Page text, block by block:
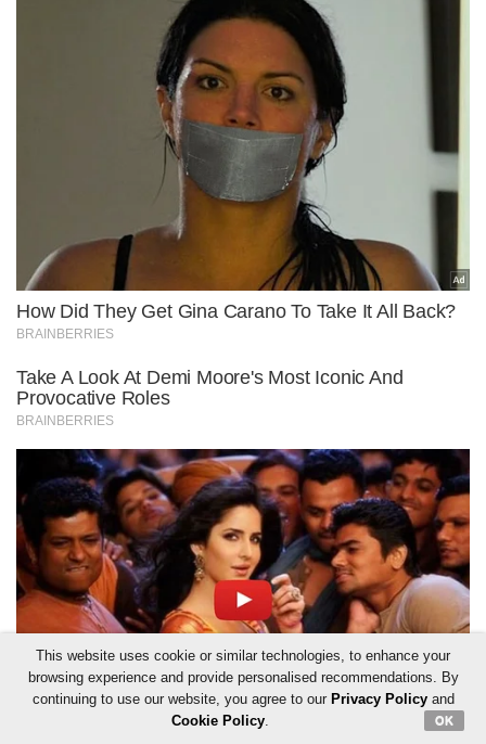
This website uses cookie or similar technologies, to enhance your
browsing experience and provide personalised recommendations. By
continuing to use our website, you agree to our Privacy Policyand
Cookie Policy. OK